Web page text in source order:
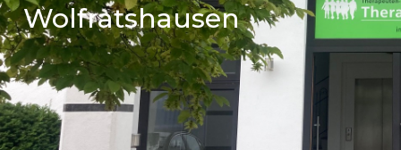
Wolfratshausen